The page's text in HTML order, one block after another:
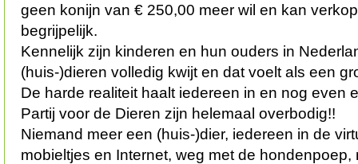
geen konijn van € 250,00 meer wil en kan
begrijpelijk.
Kennelijk zijn kinderen en hun ouders in
(huis-)dieren volledig kwijt en dat voelt als een
De harde realiteit haalt iedereen in en nog even
Partij voor de Dieren zijn helemaal overbodig!!
Niemand meer een (huis-)dier, iedereen in de
mobieltjes en Internet, weg met de